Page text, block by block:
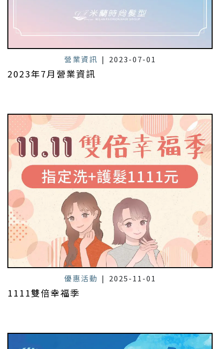
營業資訊 | 2023-07-01
2023年7月營業資訊
優惠活動 | 2025-11-01
1111雙倍幸福季